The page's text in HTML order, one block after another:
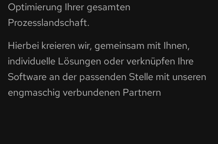
Optimierung Ihrer gesamten
Prozesslandschaft.
Hierbei kreieren wir, gemeinsam mit Ihnen,
individuelle Lösungen oder verknüpfen Ihre
Software an der passenden Stelle mit unseren
engmaschig verbundenen Partnern